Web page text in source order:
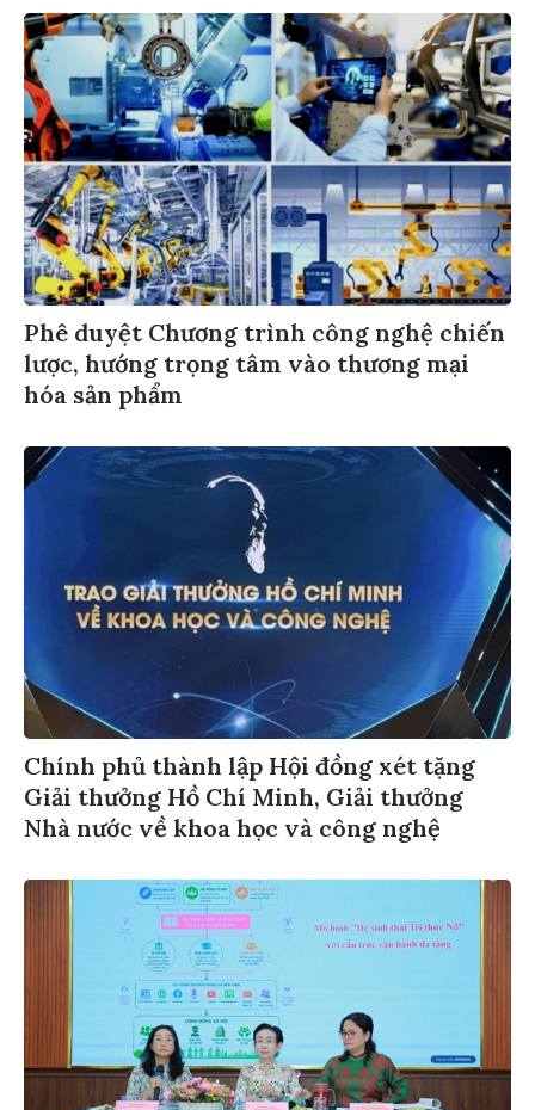
Phê duyệt Chương trình công nghệ chiến
lược, hướng trọng tâm vào thương mại
hóa sản phẩm
Chính phủ thành lập Hội đồng xét tặng
Giải thưởng Hồ Chí Minh, Giải thưởng
Nhà nước về khoa học và công nghệ